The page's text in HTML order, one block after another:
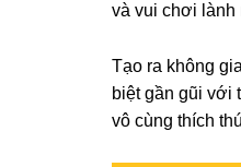
và vui chơi lành
Tạo ra không
biệt gần gũi với
vô cùng thích